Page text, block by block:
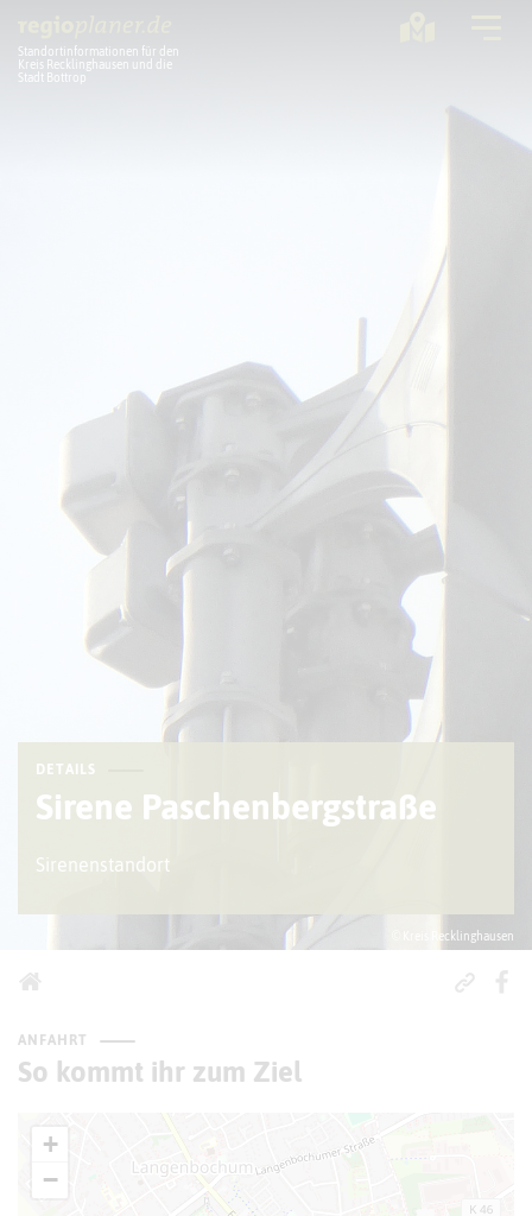
Standortinformationen für den
Kreis Recklinghausen und die
Stadt Bottrop
© Kreis Recklinghausen
DETAILS
Sirene Paschenbergstraße
Sirenenstandort
ANFAHRT
So kommt ihr zum Ziel
+
−